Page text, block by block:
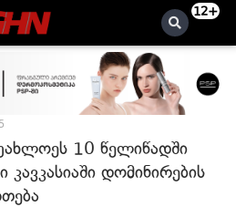
12+
10 წელიწადში
დომინირების